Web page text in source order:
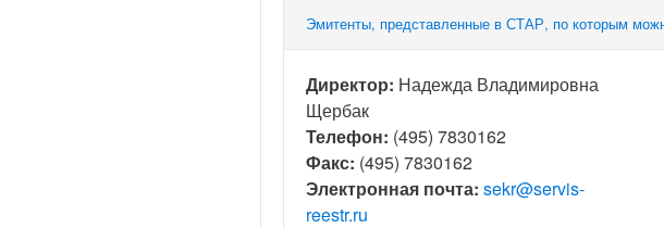
Эмитенты, представленные в СТАР, по которым
Директор: Надежда Владимировна
Щербак
Телефон: (495) 7830162
Факс: (495) 7830162
Электронная почта: sekr@servis-
reestr.ru